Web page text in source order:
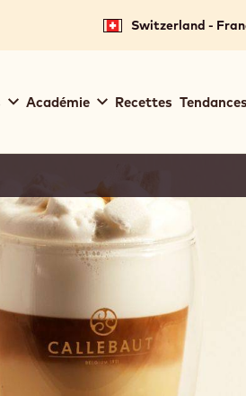
Switzerland -
Académie Recettes